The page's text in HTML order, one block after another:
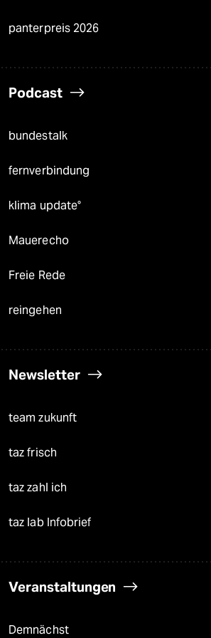
panterpreis 2026
Podcast
bundestalk
fernverbindung
klima update°
Mauerecho
Freie Rede
reingehen
Newsletter
team zukunft
taz frisch
taz zahl ich
taz lab Infobrief
Veranstaltungen
Demnächst